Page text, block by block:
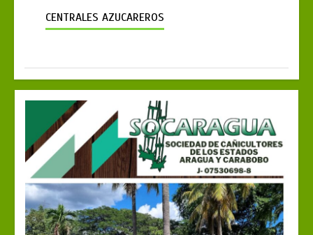
CENTRALES AZUCAREROS